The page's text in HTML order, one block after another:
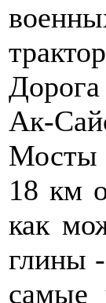
Ак-
Мосты
18 км
как
глины
самые